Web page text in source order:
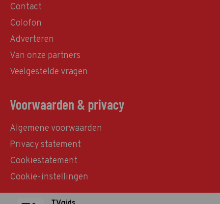
Contact
Colofon
Adverteren
Van onze partners
Veelgestelde vragen
Voorwaarden & privacy
Algemene voorwaarden
Privacy statement
Cookiestatement
Cookie-instellingen